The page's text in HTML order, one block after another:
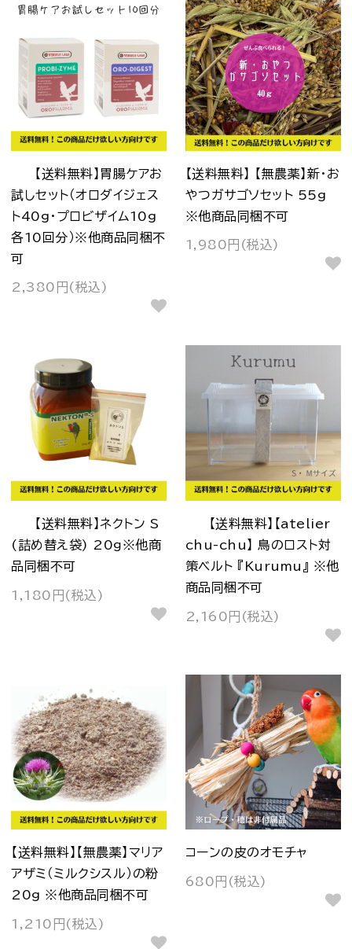
【送料無料】胃腸ケアお
試しセット（オロダイジェス
ト40g・プロビザイム10g
各10回分）※他商品同梱不
可
2,380円(税込)
【送料無料】 【無農薬】新・お
やつガサゴソセット 55g
※他商品同梱不可
1,980円(税込)
【送料無料】ネクトン S
(詰め替え袋) 20ｇ※他商
品同梱不可
1,180円(税込)
【送料無料】【atelier
chu-chu】 鳥のロスト対
策ベルト 『Kurumu』 ※他
商品同梱不可
2,160円(税込)
【送料無料】【無農薬】マリア
アザミ（ミルクシスル）の粉
20g ※他商品同梱不可
1,210円(税込)
コーンの皮のオモチャ
680円(税込)